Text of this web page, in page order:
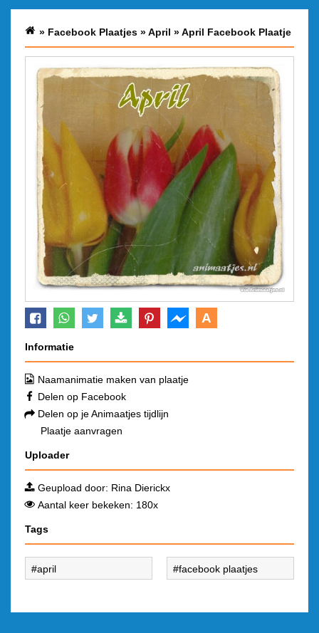
» Facebook Plaatjes »April »April Facebook Plaatje
A
Informatie
Naamanimatie maken van plaatje
Delen op Facebook
Delen op je Animaatjes tijdlijn
Plaatje aanvragen
Uploader
Geupload door: Rina Dierickx
Aantal keer bekeken: 180x
Tags
april facebook plaatjes